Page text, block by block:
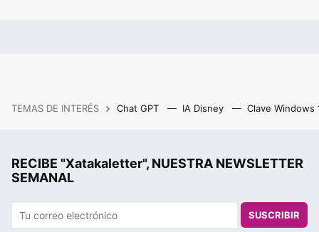
TEMAS DE INTERÉS Chat GPT IA Disney Clave Windows
RECIBE "Xatakaletter", NUESTRA NEWSLETTER
SEMANAL
SUSCRIBIR